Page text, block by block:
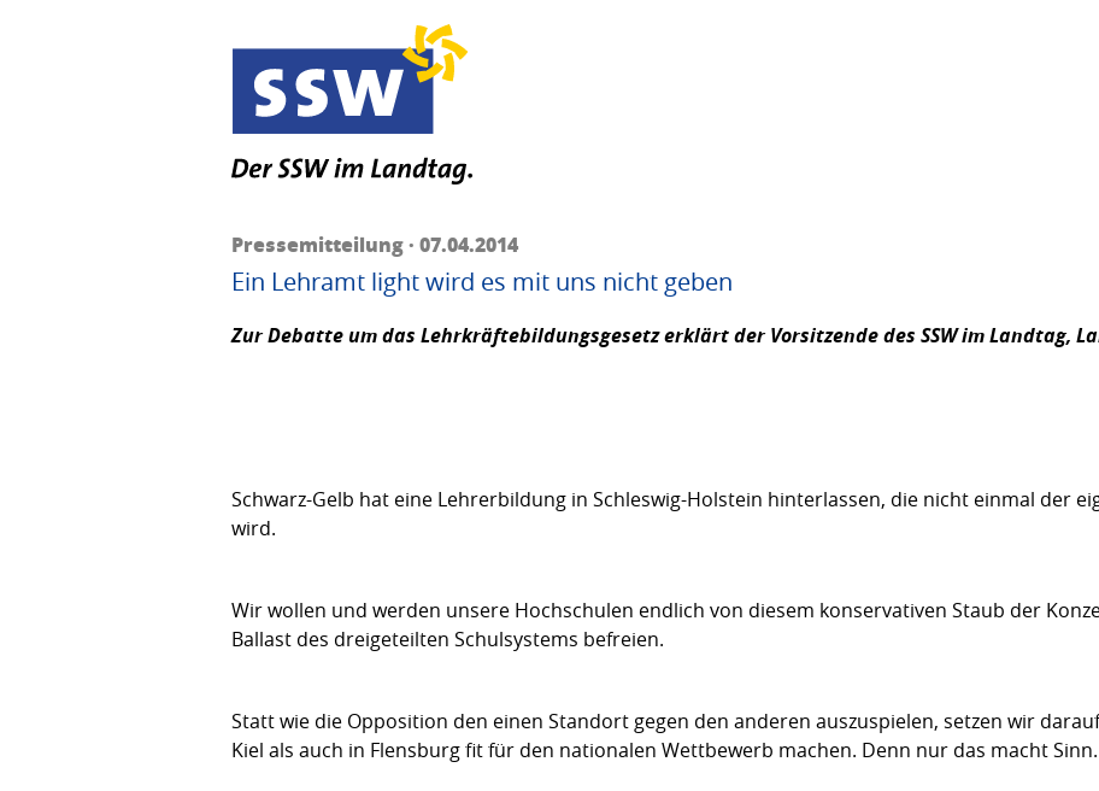
Pressemitteilung · 07.04.2014
Ein Lehramt light wird es mit uns nicht geben
Zur Debatte um das Lehrkräftebildungsgesetz erklärt der Vorsitzende des SSW im Landtag,
Schwarz-Gelb hat eine Lehrerbildung in Schleswig-Holstein hinterlassen, die nicht einmal der
wird.
Wir wollen und werden unsere Hochschulen endlich von diesem konservativen Staub der
Ballast des dreigeteilten Schulsystems befreien.
Statt wie die Opposition den einen Standort gegen den anderen auszuspielen, setzen wir
Kiel als auch in Flensburg fit für den nationalen Wettbewerb machen. Denn nur das macht Sinn.